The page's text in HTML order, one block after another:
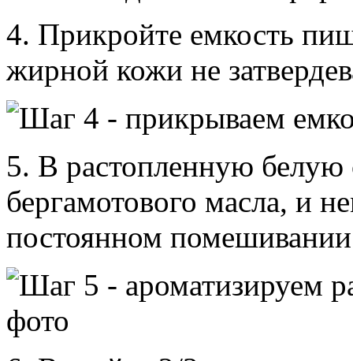
4. Прикройте емкость
жирной кожи не
5. В растопленную белую
бергамотового масла, и
постоянном